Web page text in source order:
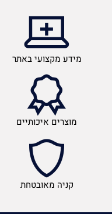
מידע מקצועי באתר
מוצרים איכותיים
קניה מאובטחת